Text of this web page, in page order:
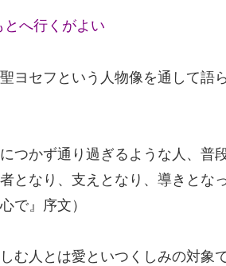
へ行くがよい
ヨセフという人物像を通して語
つかず通り過ぎるような人、普
となり、支えとなり、導きとな
で』序文）
む人とは愛といつくしみの対象